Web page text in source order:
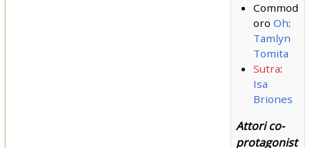
Commod
oro Oh:
Tamlyn
Tomita
Sutra:
Isa
Briones
Attori co-
protagonist